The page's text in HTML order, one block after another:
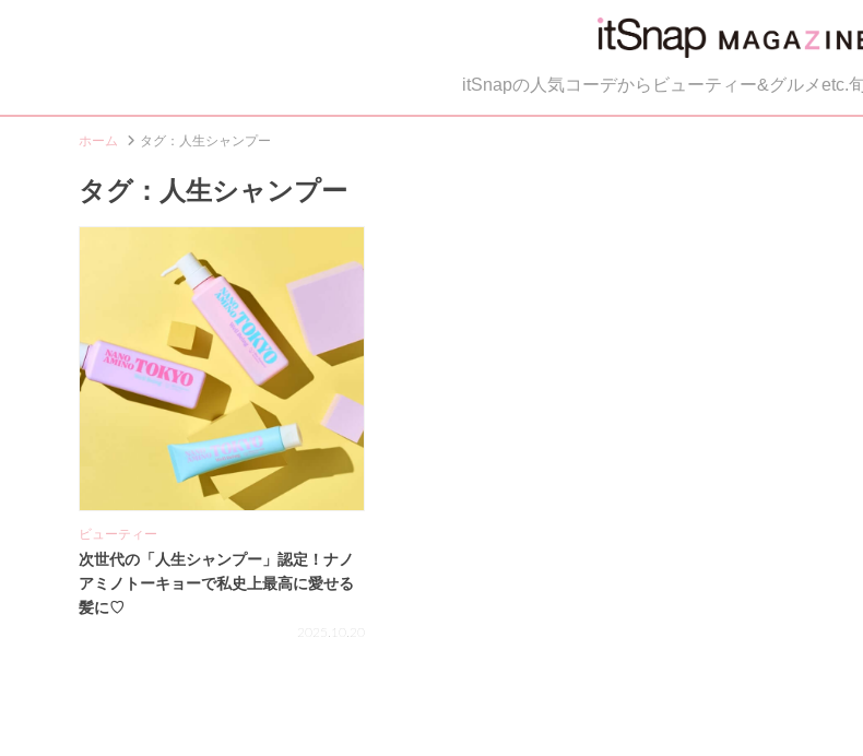
itSnapの人気コーデからビューティー&グルメetc.
ホーム タグ：人生シャンプー
タグ：人生シャンプー
ビューティー
次世代の「人生シャンプー」認定！ナノ
アミノトーキョーで私史上最高に愛せる
髪に♡
2025.10.20